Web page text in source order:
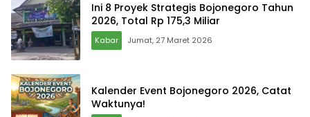
Ini 8 Proyek Strategis Bojonegoro Tahun
2026, Total Rp 175,3 Miliar
Kabar Jumat, 27 Maret 2026
Kalender Event Bojonegoro 2026, Catat
Waktunya!